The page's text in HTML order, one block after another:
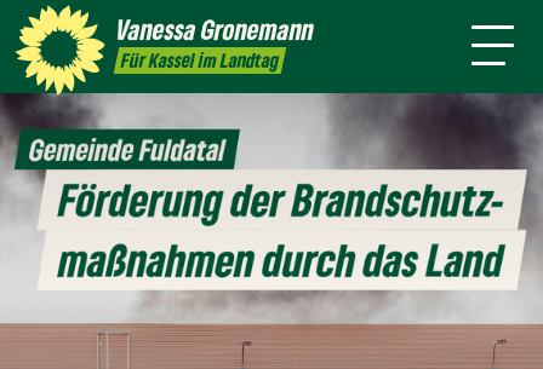
VanessaGronemann
Für Kassel im Landtag
Kontakt Mitmachen
Themen